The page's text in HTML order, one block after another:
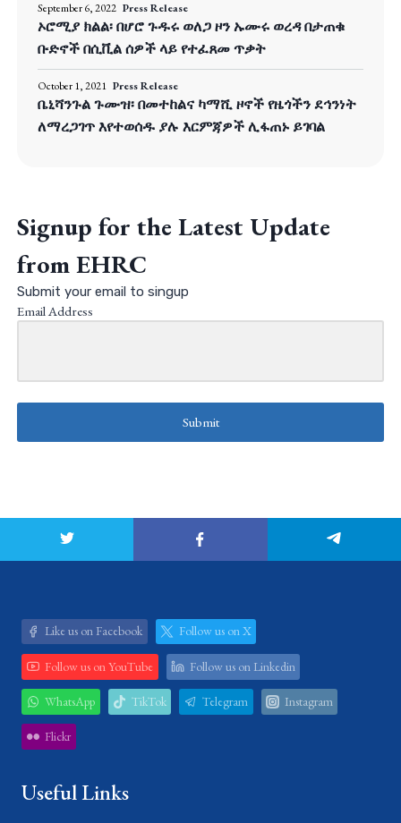
September 6, 2022 Press Release
ኦሮሚያ ክልል፡ በሆሮ ጉዱሩ ወለጋ ዞን ኡሙሩ ወረዳ በታጠቁ
ቡድኖች በሲቪል ሰዎች ላይ የተፈጸመ ጥቃት
October 1, 2021 Press Release
ቤኒሻንጉል ጉሙዝ፡ በመተከልና ካማሺ ዞኖች የዜጎችን ደኅንነት
ለማረጋገጥ እየተወሰዱ ያሉ እርምጃዎች ሊፋጠኑ ይገባል
Signup for the Latest Update
from EHRC
Submit your email to singup
Email Address
Submit
Like us on Facebook Follow us on X
Follow us on YouTube Follow us on Linkedin
WhatsApp TikTok Telegram Instagram
Flickr
Useful Links